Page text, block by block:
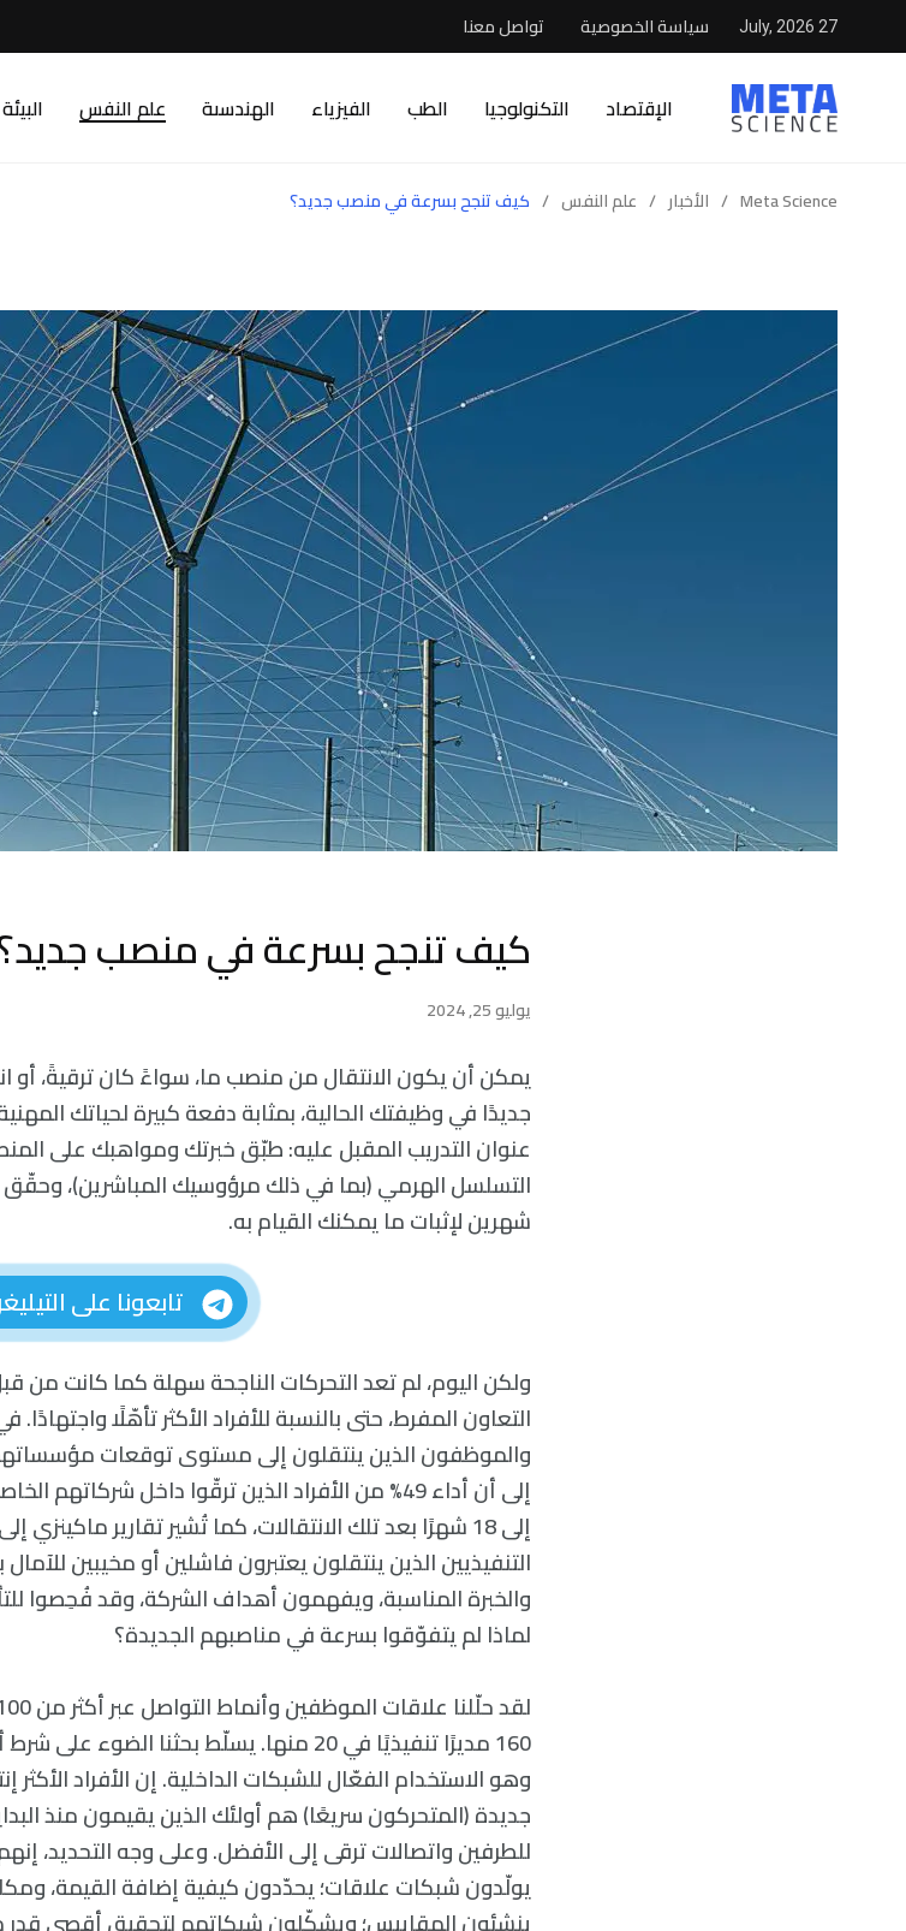
27 July, 2026 سياسة الخصوصية تواصل معنا
الإقتصاد التكنولوجيا الطب الفيزياء الهندسىة علم النفس
Meta Science
/ الأخبار / علم النفس / كيف تنجح بسرعة في منصب جديد؟
كيف تنجح بسرعة في منصب
يوليو 25, 2024
يمكن أن يكون الانتقال من منصب ما، سواءً كان ترقيةً، أو
جديدًا في وظيفتك الحالية، بمثابة دفعة كبيرة لحياتك
عنوان التدريب المقبل عليه: طبّق خبرتك ومواهبك على
التسلسل الهرمي (بما في ذلك مرؤوسيك المباشرين)،
شهرين لإثبات ما يمكنك القيام به.
تابعونا على
ولكن اليوم، لم تعد التحركات الناجحة سهلة كما كانت من
التعاون المفرط، حتى بالنسبة للأفراد الأكثر تأهّلًا واجتهادًا.
والموظفون الذين ينتقلون إلى مستوى توقعات
إلى أن أداء 49% من الأفراد الذين ترقّوا داخل
التنفيذيين الذين ينتقلون يعتبرون فاشلين أو مخيبين
والخبرة المناسبة، ويفهمون أهداف الشركة، وقد فُحِصوا
لماذا لم يتفوّقوا بسرعة في مناصبهم الجديدة؟
160 مديرًا تنفيذيًا في 20 منها. يسلّط بحثنا
وهو الاستخدام الفعّال للشبكات الداخلية. إن الأفراد الأكثر
جديدة (المتحركون سريعًا) هم أولئك الذين يقيمون منذ
للطرفين واتصالات ترقى إلى الأفضل. وعلى وجه التحديد،
يولّدون شبكات علاقات؛ يحدّدون كيفية إضافة القيمة،